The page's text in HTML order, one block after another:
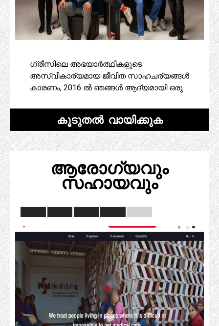
ഗ്രീസിലെ അഭയാർത്ഥികളുടെ
അസ്വീകാര്യമായ ജീവിത സാഹചര്യങ്ങൾ
കാരണം, 2016 ൽ ഞങ്ങൾ ആദ്യമായി ഒരു
കൂടുതൽ വായിക്കുക
ആരോഗ്യവും
സഹായവും